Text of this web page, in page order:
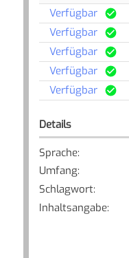
Verfügbar
Verfügbar
Verfügbar
Verfügbar
Verfügbar
Details
Sprache:
Umfang:
Schlagwort:
Inhaltsangabe: